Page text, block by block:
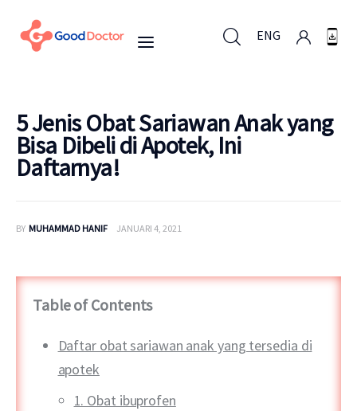
ENG
ENG
Untuk Bisnis
Berita
Layanan
5 Jenis Obat Sariawan Anak yang
Bisa Dibeli di Apotek, Ini
Daftarnya!
BY MUHAMMAD HANIF JANUARI 4, 2021
Table of Contents
Daftar obat sariawan anak yang tersedia di
apotek
1. Obat ibuprofen